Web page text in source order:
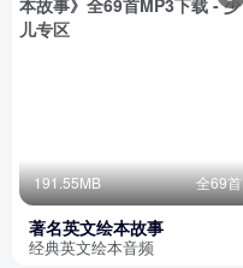
191.55MB 全69首
著名英文绘本故事
经典英文绘本音频